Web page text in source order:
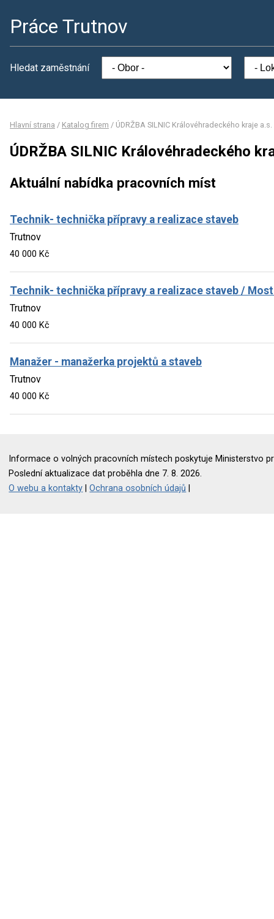
Práce Trutnov
Hledat zaměstnání
Hlavní strana / Katalog firem / ÚDRŽBA SILNIC Královéhradeckého kraje a.s.
ÚDRŽBA SILNIC Královéhradeckého
Aktuální nabídka pracovních míst
Technik- technička přípravy a realizace staveb
Trutnov
40 000 Kč
Technik- technička přípravy a realizace staveb /
Trutnov
40 000 Kč
Manažer - manažerka projektů a staveb
Trutnov
40 000 Kč
Informace o volných pracovních místech poskytuje Ministerstvo
Poslední aktualizace dat proběhla dne 7. 8. 2026.
O webu a kontakty |Ochrana osobních údajů